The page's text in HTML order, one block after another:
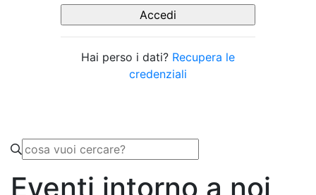
Hai perso i dati? Recupera le
credenziali
Eventi intorno a noi